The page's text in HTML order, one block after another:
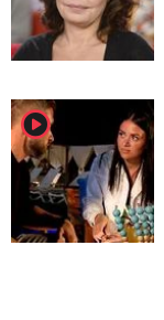
player2